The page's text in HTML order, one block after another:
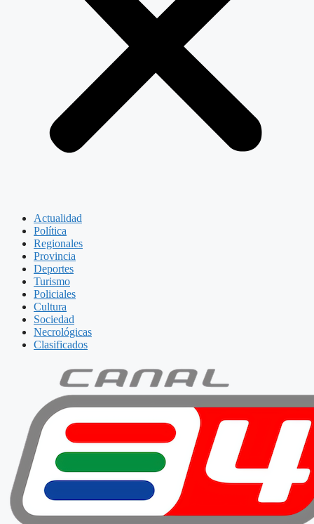
Actualidad
Política
Regionales
Provincia
Deportes
Turismo
Policiales
Cultura
Sociedad
Necrológicas
Clasificados